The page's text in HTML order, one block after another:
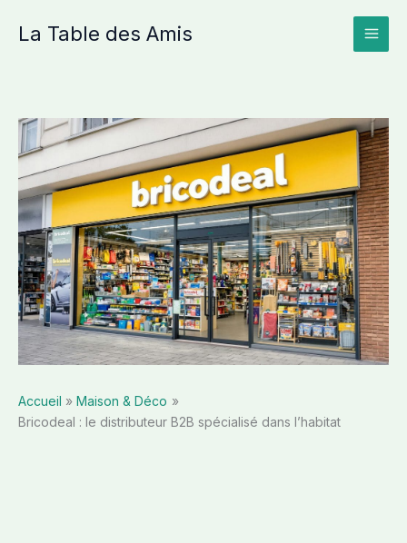
La Table des Amis
Accueil
Maison & Déco
Bricodeal : le distributeur B2B spécialisé dans l’habitat